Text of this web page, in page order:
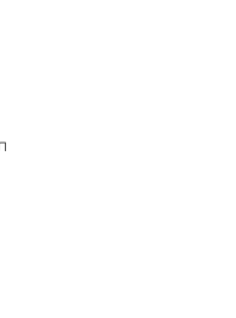
- 1 шт